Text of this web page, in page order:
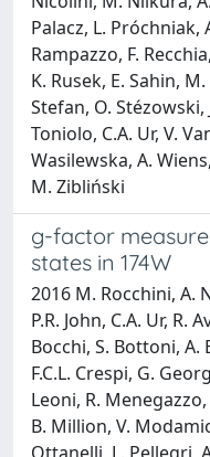
Palacz, L. Próchniak,
Rampazzo, F.
K. Rusek, E. Sahin,
Stefan, O. Stézowski,
Toniolo, C.A. Ur, V.
Wasilewska, A.
M. Zibliński
g-factor
states in 174W
2016 M. Rocchini, A.
P.R. John, C.A. Ur, R.
Bocchi, S. Bottoni, A.
F.C.L. Crespi, G.
Leoni, R.
B. Million, V.